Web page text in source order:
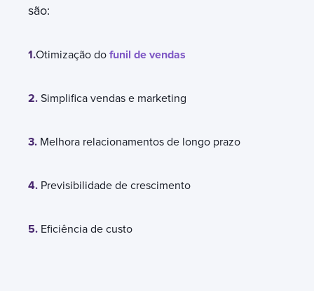
são:
1.Otimização do funil de vendas
2. Simplifica vendas e marketing
3. Melhora relacionamentos de longo prazo
4. Previsibilidade de crescimento
5. Eficiência de custo